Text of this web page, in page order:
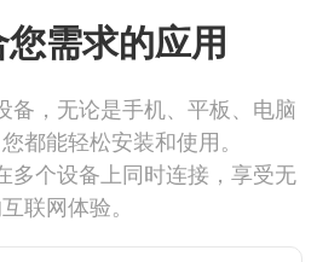
需求的应用
备，无论是手机、平板、电脑
都能轻松安装和使用。
多个设备上同时连接，享受无
联网体验。